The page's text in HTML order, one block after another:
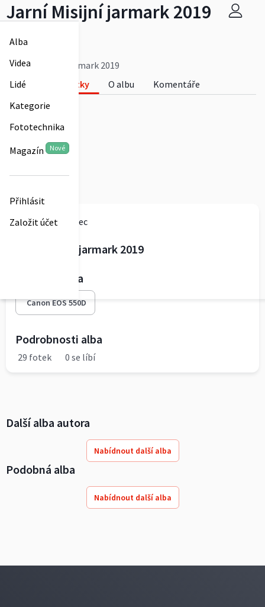
Alba
Videa
Lidé
Kategorie
Fototechnika
Magazín Nové
Přihlásit
Založit účet
Jarní Misijní jarmark 2019
Jarní Misijní jarmark 2019
Fotky
O albu
Komentáře
0
farnost-prosec
Jarní Misijní jarmark 2019
Fototechnika
Canon EOS 550D
Podrobnosti alba
29 fotek 0 se líbí
Další alba autora
Nabídnout další alba
Podobná alba
Nabídnout další alba